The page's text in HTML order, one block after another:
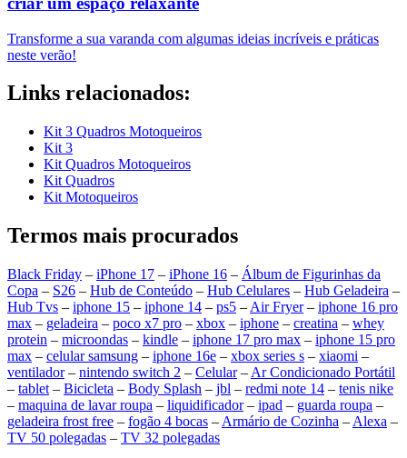
Transforme a sua varanda com algumas ideias incríveis e práticas
neste verão!
Links relacionados:
Kit 3 Quadros Motoqueiros
Kit 3
Kit Quadros Motoqueiros
Kit Quadros
Kit Motoqueiros
Termos mais procurados
Black Friday – iPhone 17 – iPhone 16 – Álbum de Figurinhas da
Copa – S26 – Hub de Conteúdo – Hub Celulares – Hub Geladeira –
Hub Tvs – iphone 15 – iphone 14 – ps5 – Air Fryer– iphone 16 pro
max – geladeira – poco x7 pro – xbox – iphone – creatina – whey
protein – microondas – kindle – iphone 17 pro max – iphone 15 pro
max – celular samsung – iphone 16e – xbox series s – xiaomi –
ventilador– nintendo switch 2 – Celular– Ar Condicionado Portátil
– tablet – Bicicleta – Body Splash – jbl – redmi note 14 – tenis nike
– maquina de lavar roupa – liquidificador– ipad – guarda roupa –
geladeira frost free – fogão 4 bocas – Armário de Cozinha – Alexa –
TV 50 polegadas – TV 32 polegadas